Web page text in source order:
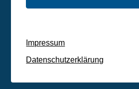
Impressum
Datenschutzerklärung
Gesundheit und Pflege